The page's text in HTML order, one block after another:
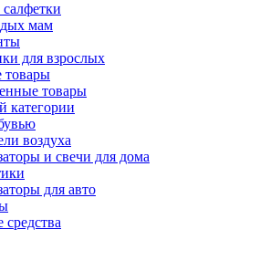
мам
для взрослых
товары
товары
категории
воздуха
и свечи для дома
для авто